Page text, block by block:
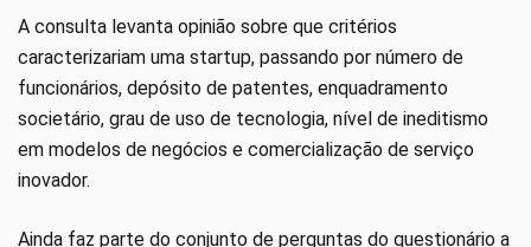
A consulta levanta opinião sobre que critérios
caracterizariam uma startup, passando por número de
funcionários, depósito de patentes, enquadramento
societário, grau de uso de tecnologia, nível de ineditismo
em modelos de negócios e comercialização de serviço
inovador.
Ainda faz parte do conjunto de perguntas do questionário a